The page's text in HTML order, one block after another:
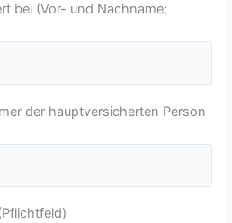
bei (Vor- und Nachname;
der hauptversicherten Person